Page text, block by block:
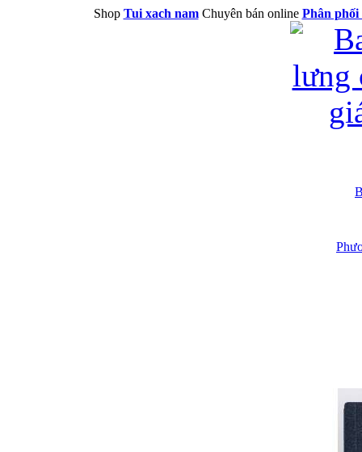
Shop Tui xach namChuyên bán online Phân phối